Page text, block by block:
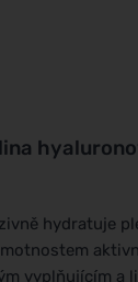
hydratuje
vyplňujícím a